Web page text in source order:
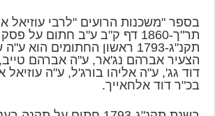
בספר "משכנות הרועים "לרבי עוזיאל
תר"ך-1860 דף ק"ב ע"ב חתום על
תקנ"ג-1793 ראשון החתומים
הצעיר אברהם נג'אר, ע"ה אברהם
דוד גג', ע"ה אליהו בורג'ל, ע"ה עוזיאל
בכ"ר דוד אלחאייך.